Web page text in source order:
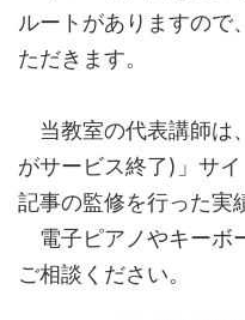
ルートがありますので
ただきます。
当教室の代表講師は
がサービス終了)」サ
記事の監修を行った実
電子ピアノやキーボ
ご相談ください。